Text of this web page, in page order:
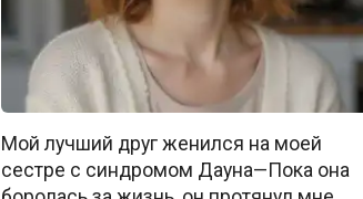
Мой лучший друг женился на моей
сестре с синдромом Дауна—Пока она